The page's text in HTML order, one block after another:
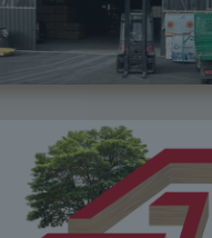
05 81 55 83 89
monistrol@gabriel-sa.fr